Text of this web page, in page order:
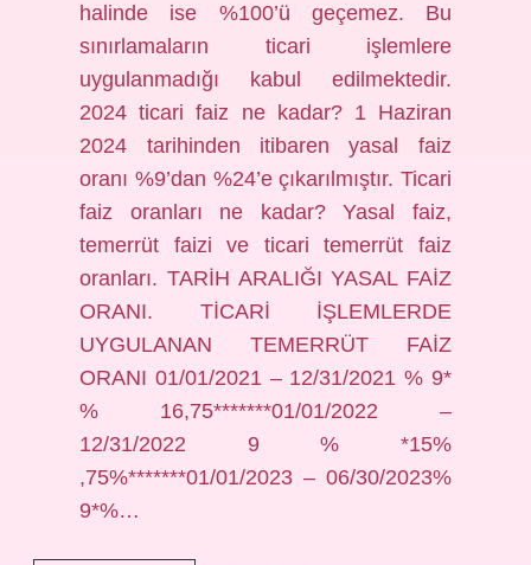
halinde ise %100’ü geçemez. Bu
sınırlamaların ticari işlemlere
uygulanmadığı kabul edilmektedir.
2024 ticari faiz ne kadar? 1 Haziran
2024 tarihinden itibaren yasal faiz
oranı %9’dan %24’e çıkarılmıştır. Ticari
faiz oranları ne kadar? Yasal faiz,
temerrüt faizi ve ticari temerrüt faiz
oranları. TARİH ARALIĞI YASAL FAİZ
ORANI. TİCARİ İŞLEMLERDE
UYGULANAN TEMERRÜT FAİZ
ORANI 01/01/2021 – 12/31/2021 % 9*
% 16,75*******01/01/2022 –
12/31/2022 9 % *15%
,75%*******01/01/2023 – 06/30/2023%
9*%…